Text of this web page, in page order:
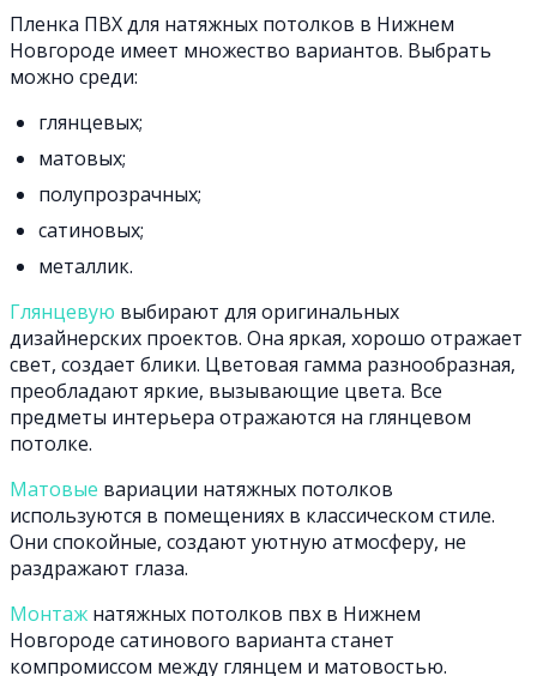
Пленка ПВХ для натяжных потолков в Нижнем
Новгороде имеет множество вариантов. Выбрать
можно среди:
глянцевых;
матовых;
полупрозрачных;
сатиновых;
металлик.
Глянцевую выбирают для оригинальных
дизайнерских проектов. Она яркая, хорошо отражает
свет, создает блики. Цветовая гамма разнообразная,
преобладают яркие, вызывающие цвета. Все
предметы интерьера отражаются на глянцевом
потолке.
Матовые вариации натяжных потолков
используются в помещениях в классическом стиле.
Они спокойные, создают уютную атмосферу, не
раздражают глаза.
Монтаж натяжных потолков пвх в Нижнем
Новгороде сатинового варианта станет
компромиссом между глянцем и матовостью.